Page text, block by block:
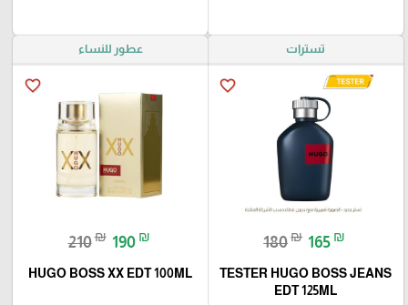
تسترات
favorite_border
180₪ 165 ₪
TESTER HUGO BOSS JEANS
EDT 125ML
عطور للنساء
favorite_border
210₪ 190 ₪
HUGO BOSS XX EDT 100ML